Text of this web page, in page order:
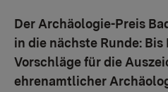
Der Archäologie-Preis
in die nächste Runde:
Vorschläge für die
ehrenamtlicher